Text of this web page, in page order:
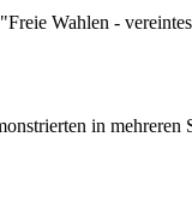
Wahlen -
in